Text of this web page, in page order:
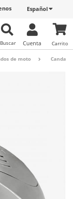
Español
Carrito
Cuenta
Buscar
de moto